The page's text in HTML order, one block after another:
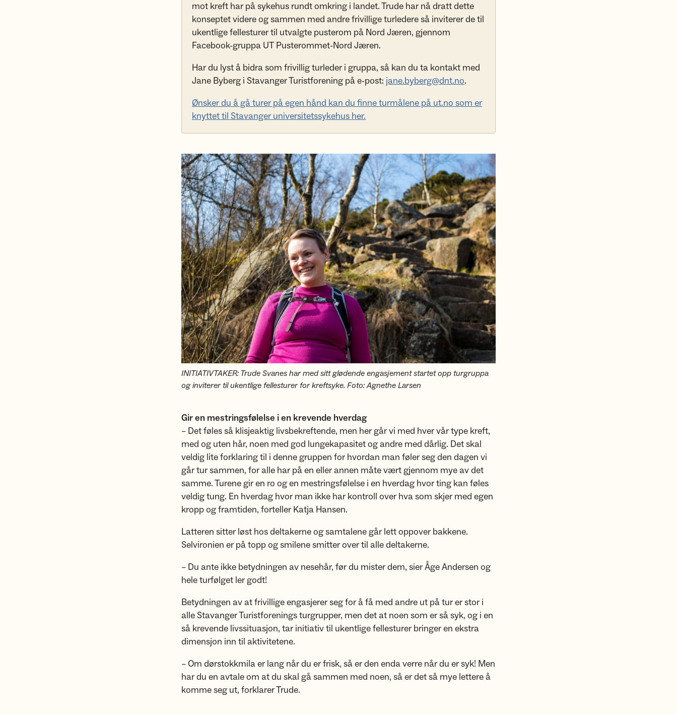
mot kreft har på sykehus rundt omkring i landet. Trude har nå dratt dette
konseptet videre og sammen med andre frivillige turledere så inviterer de til
ukentlige fellesturer til utvalgte pusterom på Nord Jæren, gjennom
Facebook-gruppa UT Pusterommet-Nord Jæren.
Har du lyst å bidra som frivillig turleder i gruppa, så kan du ta kontakt med
Jane Byberg i Stavanger Turistforening på e-post: jane.byberg@dnt.no.
Ønsker du å gå turer på egen hånd kan du finne turmålene på ut.no som er
knyttet til Stavanger universitetssykehus her.
INITIATIVTAKER: Trude Svanes har med sitt glødende engasjement startet opp turgruppa
og inviterer til ukentlige fellesturer for kreftsyke. Foto: Agnethe Larsen
Gir en mestringsfølelse i en krevende hverdag
– Det føles så klisjeaktig livsbekreftende, men her går vi med hver vår type kreft,
med og uten hår, noen med god lungekapasitet og andre med dårlig. Det skal
veldig lite forklaring til i denne gruppen for hvordan man føler seg den dagen vi
går tur sammen, for alle har på en eller annen måte vært gjennom mye av det
samme. Turene gir en ro og en mestringsfølelse i en hverdag hvor ting kan føles
veldig tung. En hverdag hvor man ikke har kontroll over hva som skjer med egen
kropp og framtiden, forteller Katja Hansen.
Latteren sitter løst hos deltakerne og samtalene går lett oppover bakkene.
Selvironien er på topp og smilene smitter over til alle deltakerne.
– Du ante ikke betydningen av nesehår, før du mister dem, sier Åge Andersen og
hele turfølget ler godt!
Betydningen av at frivillige engasjerer seg for å få med andre ut på tur er stor i
alle Stavanger Turistforenings turgrupper, men det at noen som er så syk, og i en
så krevende livssituasjon, tar initiativ til ukentlige fellesturer bringer en ekstra
dimensjon inn til aktivitetene.
– Om dørstokkmila er lang når du er frisk, så er den enda verre når du er syk! Men
har du en avtale om at du skal gå sammen med noen, så er det så mye lettere å
komme seg ut, forklarer Trude.